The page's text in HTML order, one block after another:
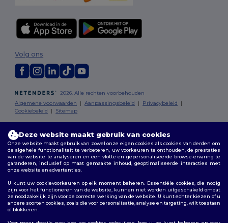
2026. Alle rechten voorbehouden
Algemene voorwaarden |Aanpassingsbeleid | Privacybeleid |
Cookiebeleid | Sitemap
Volg ons
Bruxelles | Anvers | Mortsel| Malines |Lierre | Turnhout
Herentals|Hoogstraten|Bruges
Deze website maakt gebruik van cookies
Onze website maakt gebruik van zowel onze eigen cookies als cookies van derden om
de algehele functionaliteit te verbeteren, uw voorkeuren te onthouden, de prestaties
van de website te analyseren en een vlotte en gepersonaliseerde browse-ervaring te
garanderen, inclusief op maat gemaakte inhoud, geoptimaliseerde interacties met
onze website en advertenties.
U kunt uw cookievoorkeuren op elk moment beheren. Essentiële cookies, die nodig
zijn voor het functioneren van de website, kunnen niet worden uitgeschakeld omdat
ze noodzakelijk zijn voor de correcte werking van de website. U kunt echter kiezen of u
andere soorten cookies, zoals die voor personalisatie, analyse en targeting, wilt toestaan
of blokkeren.